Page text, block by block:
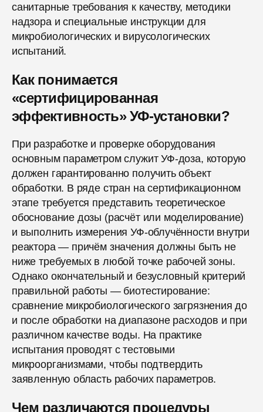
санитарные требования к качеству, методики
надзора и специальные инструкции для
микробиологических и вирусологических
испытаний.
Как понимается
«сертифицированная
эффективность» УФ-установки?
При разработке и проверке оборудования
основным параметром служит УФ-доза, которую
должен гарантированно получить объект
обработки. В ряде стран на сертификационном
этапе требуется представить теоретическое
обоснование дозы (расчёт или моделирование)
и выполнить измерения УФ-облучённости внутри
реактора — причём значения должны быть не
ниже требуемых в любой точке рабочей зоны.
Однако окончательный и безусловный критерий
правильной работы — биотестирование:
сравнение микробиологического загрязнения до
и после обработки на диапазоне расходов и при
различном качестве воды. На практике
испытания проводят с тестовыми
микроорганизмами, чтобы подтвердить
заявленную область рабочих параметров.
Чем различаются процедуры